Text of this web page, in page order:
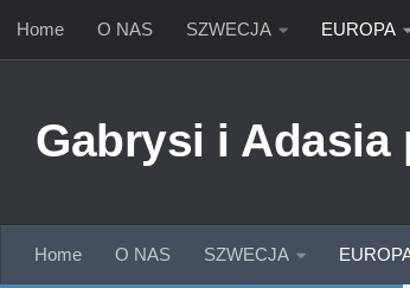
Przejdź do treści
Home O NAS SZWECJA EUROPA
Gabrysi i Adasia
Home O NAS SZWECJA